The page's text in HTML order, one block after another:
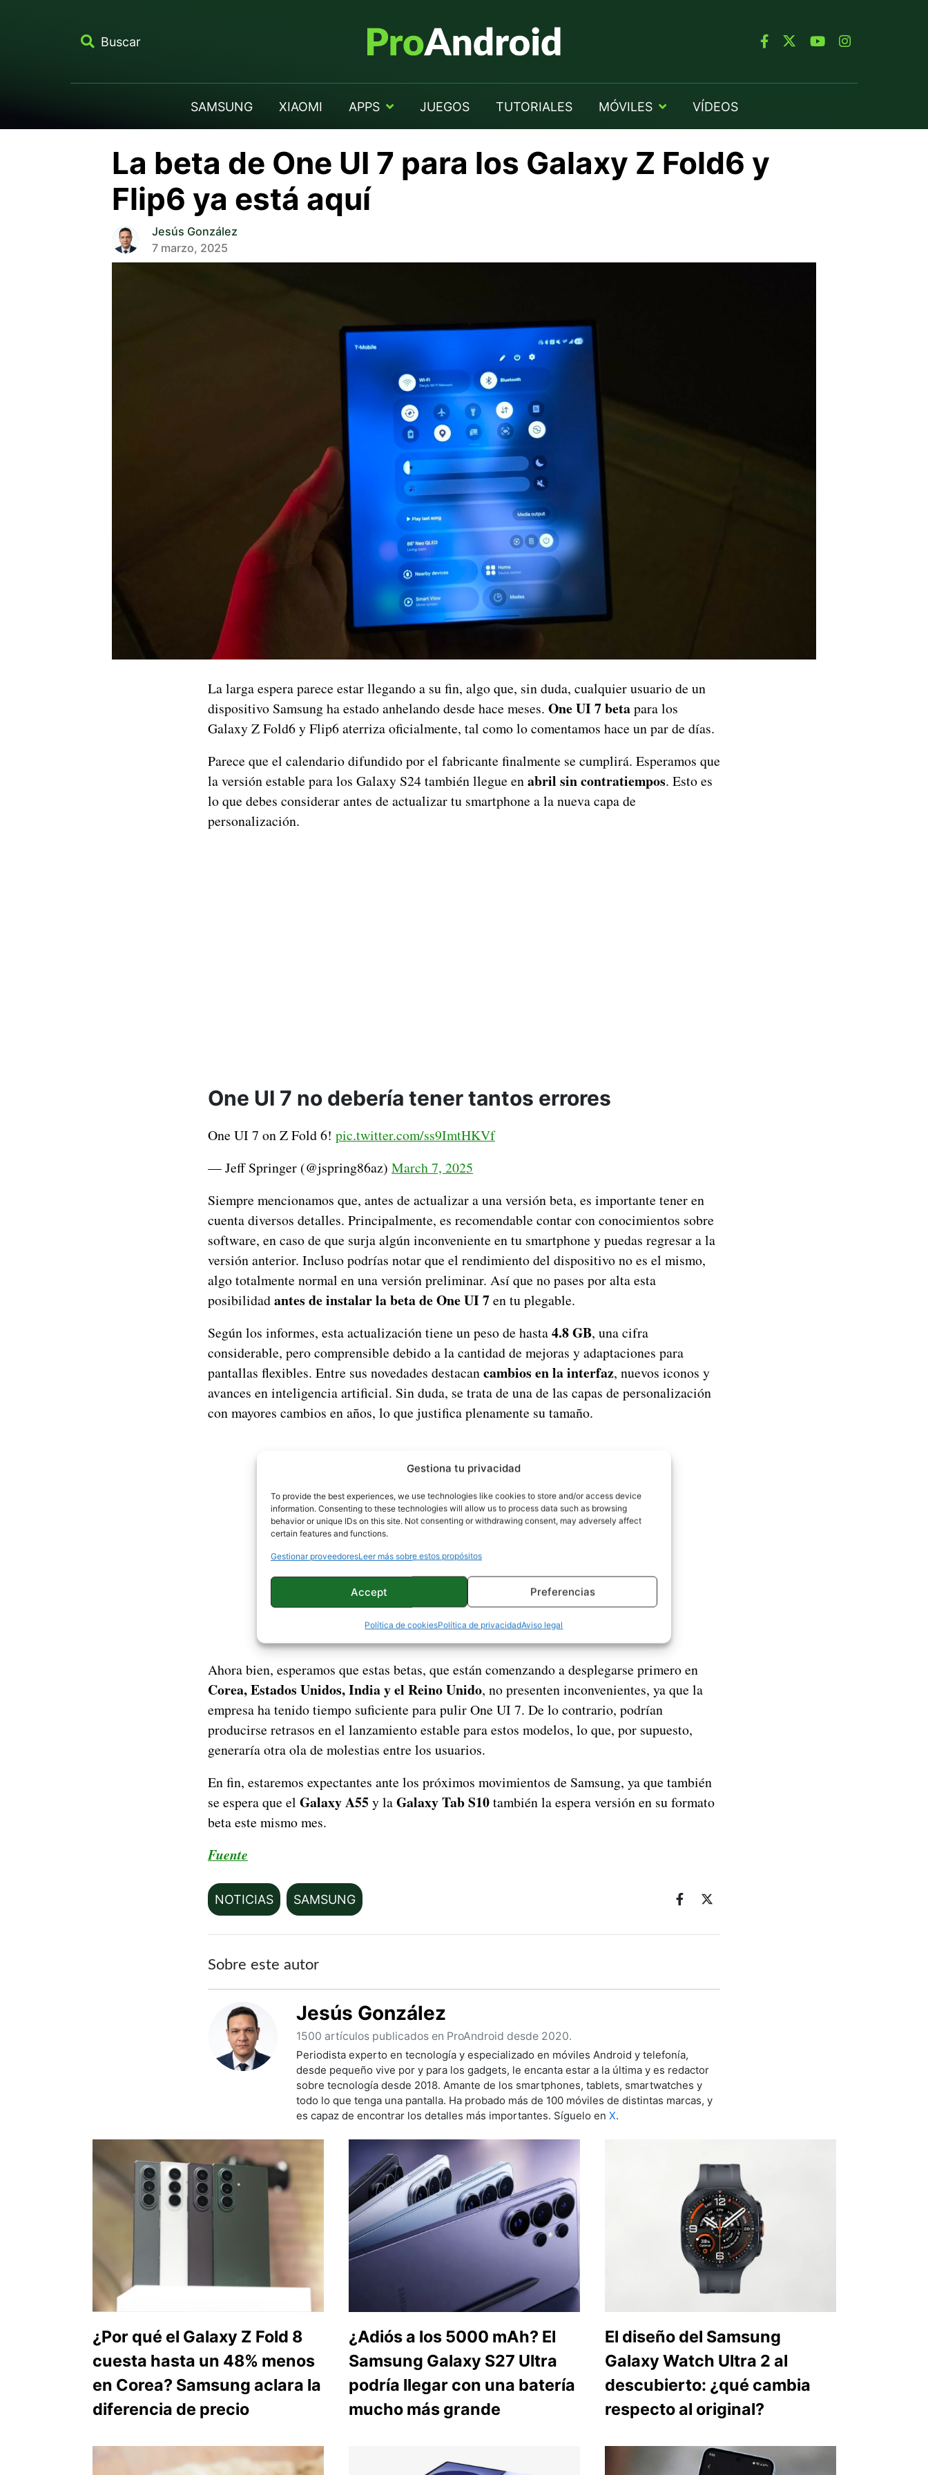
Gestiona tu privacidad
To provide the best experiences, we use technologies like cookies to store and/or access device
information. Consenting to these technologies will allow us to process data such as browsing
behavior or unique IDs on this site. Not consenting or withdrawing consent, may adversely affect
certain features and functions.
Gestionar proveedoresLeer más sobre estos propósitos
Accept Preferencias
Política de cookiesPolítica de privacidadAviso legal
Buscar
SAMSUNG XIAOMI APPS JUEGOS TUTORIALES MÓVILES VÍDEOS
La beta de One UI 7 para los Galaxy Z Fold6 y
Flip6 ya está aquí
Jesús González
7 marzo, 2025
La larga espera parece estar llegando a su fin, algo que, sin duda, cualquier usuario de un
dispositivo Samsung ha estado anhelando desde hace meses. One UI 7 betapara los
Galaxy Z Fold6 y Flip6 aterriza oficialmente, tal como lo comentamos hace un par de días.
Parece que el calendario difundido por el fabricante finalmente se cumplirá. Esperamos que
la versión estable para los Galaxy S24 también llegue enabril sin contratiempos. Esto es
lo que debes considerar antes de actualizar tu smartphone a la nueva capa de
personalización.
One UI 7 no debería tener tantos errores
One UI 7 on Z Fold 6! pic.twitter.com/ss9ImtHKVf
— Jeff Springer (@jspring86az) March 7, 2025
Siempre mencionamos que, antes de actualizar a una versión beta, es importante tener en
cuenta diversos detalles. Principalmente, es recomendable contar con conocimientos sobre
software, en caso de que surja algún inconveniente en tu smartphone y puedas regresar a la
versión anterior. Incluso podrías notar que el rendimiento del dispositivo no es el mismo,
algo totalmente normal en una versión preliminar. Así que no pases por alta esta
posibilidadantes de instalar la beta de One UI 7en tu plegable.
Según los informes, esta actualización tiene un peso de hasta4.8 GB, una cifra
considerable, pero comprensible debido a la cantidad de mejoras y adaptaciones para
pantallas flexibles. Entre sus novedades destacancambios en la interfaz, nuevos iconos y
avances en inteligencia artificial. Sin duda, se trata de una de las capas de personalización
con mayores cambios en años, lo que justifica plenamente su tamaño.
Ahora bien, esperamos que estas betas, que están comenzando a desplegarse primero en
Corea, Estados Unidos, India y el Reino Unido, no presenten inconvenientes, ya que la
empresa ha tenido tiempo suficiente para pulir One UI 7. De lo contrario, podrían
producirse retrasos en el lanzamiento estable para estos modelos, lo que, por supuesto,
generaría otra ola de molestias entre los usuarios.
En fin, estaremos expectantes ante los próximos movimientos de Samsung, ya que también
se espera que el Galaxy A55y laGalaxy Tab S10también la espera versión en su formato
beta este mismo mes.
Fuente
NOTICIAS SAMSUNG
Sobre este autor
Jesús González
1500 artículos publicados en ProAndroid desde 2020.
Periodista experto en tecnología y especializado en móviles Android y telefonía,
desde pequeño vive por y para los gadgets, le encanta estar a la última y es redactor
sobre tecnología desde 2018. Amante de los smartphones, tablets, smartwatches y
todo lo que tenga una pantalla. Ha probado más de 100 móviles de distintas marcas, y
es capaz de encontrar los detalles más importantes. Síguelo enX.
¿Por qué el Galaxy Z Fold 8
cuesta hasta un 48% menos
en Corea? Samsung aclara la
diferencia de precio
¿Adiós a los 5000 mAh? El
Samsung Galaxy S27 Ultra
podría llegar con una batería
mucho más grande
El diseño del Samsung
Galaxy Watch Ultra 2 al
descubierto: ¿qué cambia
respecto al original?